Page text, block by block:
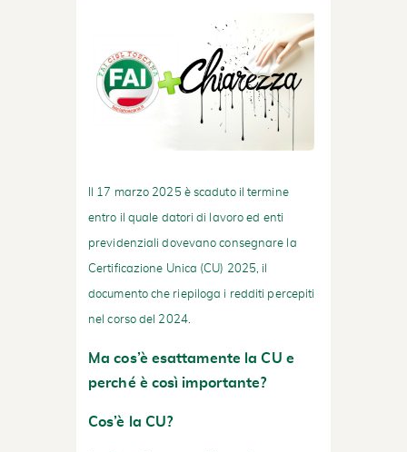
Il 17 marzo 2025 è scaduto il termine
entro il quale datori di lavoro ed enti
previdenziali dovevano consegnare la
Certificazione Unica (CU) 2025, il
documento che riepiloga i redditi percepiti
nel corso del 2024.
Ma cos’è esattamente la CU e
perché è così importante?
Cos’è la CU?